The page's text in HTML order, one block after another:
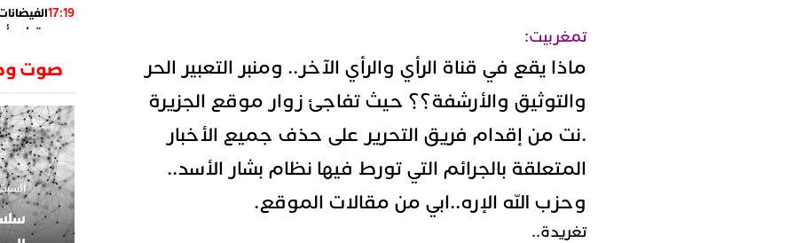
تمغربيت:
ماذا يقع في قناة الرأي والرأي الآخر.. ومنبر التعبير الحر
والتوثيق والأرشفة؟؟ حيث تفاجئ زوار موقع الجزيرة
.نت من إقدام فريق التحرير على حذف جميع الأخبار
المتعلقة بالجرائم التي تورط فيها نظام بشار الأسد..
وحزب الله الإره..ابي من مقالات الموقع.
تغريدة..
17:19
وتطرح
الجزائر
وسقوط
02:06
الركراكي
01:55
هي
14:37
لاعبوا
صوت
السبت 1 فبراير 2025